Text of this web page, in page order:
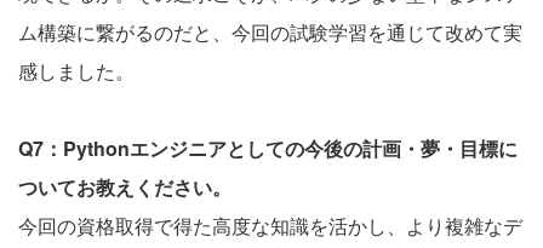
ム構築に繋がるのだと、今回の試験学習を通じて改めて実
感しました。
Q7：Pythonエンジニアとしての今後の計画・夢・目標に
ついてお教えください。
今回の資格取得で得た高度な知識を活かし、より複雑なデ